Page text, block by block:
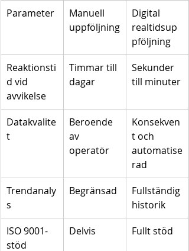
Parameter
Manuell
uppföljning
Digital
realtidsup
pföljning
Reaktionsti
d vid
avvikelse
Timmar till
dagar
Sekunder
till minuter
Datakvalite
t
Beroende
av
operatör
Konsekven
t och
automatise
rad
Trendanaly
s
Begränsad
Fullständig
historik
ISO 9001-
stöd
Delvis Fullt stöd